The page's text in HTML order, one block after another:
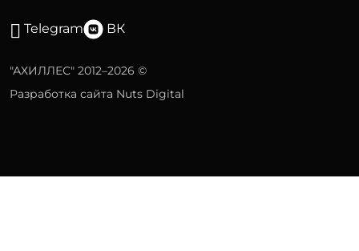
Telegram ВК
"АХИЛЛЕС" 2012–2026 ©
Разработка сайта Nuts Digital